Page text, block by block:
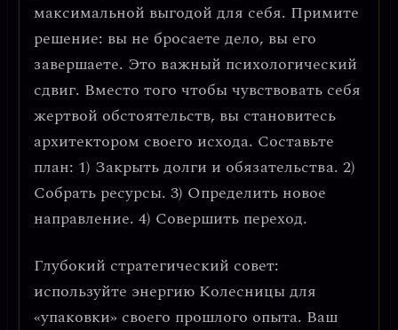
максимальной выгодой для себя. Примите
решение: вы не бросаете дело, вы его
завершаете. Это важный психологический
сдвиг. Вместо того чтобы чувствовать себя
жертвой обстоятельств, вы становитесь
архитектором своего исхода. Составьте
план: 1) Закрыть долги и обязательства. 2)
Собрать ресурсы. 3) Определить новое
направление. 4) Совершить переход.
Глубокий стратегический совет:
используйте энергию Колесницы для
«упаковки» своего прошлого опыта. Ваш